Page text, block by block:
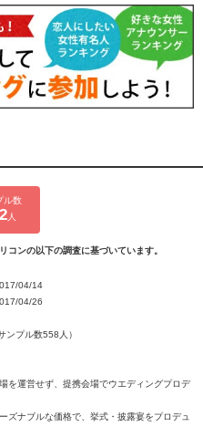
ル数
人
コンの以下の調査に基づいています。
04/14
04/26
ンプル数558人）
を運営せず、提携会場でウエディングプロデ
ズナブルな価格で、挙式・披露宴をプロデュ